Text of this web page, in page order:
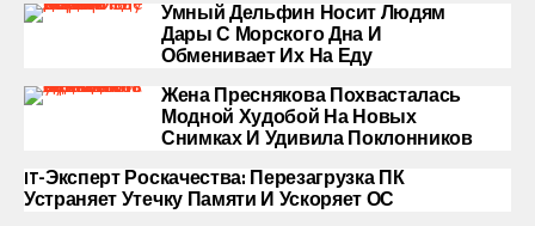
Умный Дельфин Носит Людям
Дары С Морского Дна И
Обменивает Их На Еду
Жена Преснякова Похвасталась
Модной Худобой На Новых
Снимках И Удивила Поклонников
IT-Эксперт Роскачества: Перезагрузка ПК
Устраняет Утечку Памяти И Ускоряет ОС